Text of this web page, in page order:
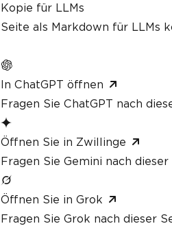
Kopie für LLMs
Seite als Markdown für LLMs
In ChatGPT öffnen
Fragen Sie ChatGPT nach
Öffnen Sie in Zwillinge
Fragen Sie Gemini nach
Öffnen Sie in Grok
Fragen Sie Grok nach dieser